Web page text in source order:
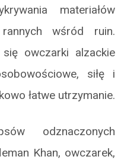
materiałów
wśród ruin.
owczarki alzackie
siłę i
łatwe utrzymanie.
odznaczonych
Khan, owczarek,